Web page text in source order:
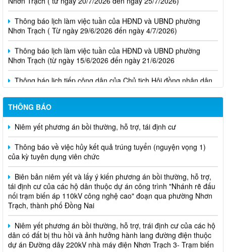
Thông báo lịch làm việc tuần của HĐND và UBND phường
Nhơn Trạch ( Từ ngày 29/6/2026 đến ngày 4/7/2026)
Thông báo lịch làm việc tuần của HĐND và UBND phường
Nhơn Trạch (từ ngày 15/6/2026 đến ngày 21/6/2026
Thông báo lịch tiếp công dân của Chủ tịch Hội đồng nhân dân
phường tại các khu phố trên địa bàn phường Nhơn Trạch năm
THÔNG BÁO
Niêm yết phương án bồi thường, hỗ trợ, tái định cư
Thông báo về việc hủy kết quả trúng tuyển (nguyện vọng 1)
của kỳ tuyên dụng viên chức
Biên bản niêm yết và lấy ý kiến phương án bồi thường, hỗ trợ,
tái định cư của các hộ dân thuộc dự án công trình "Nhánh rẽ đấu
nối trạm biến áp 110kV công nghệ cao" đoạn qua phường Nhơn
Trạch, thành phố Đồng Nai
Niêm yết phương án bồi thường, hỗ trợ, trái định cư của các hộ
dân có đất bị thu hồi và ảnh hưởng hành lang đường điện thuộc
dự án Đường dây 220kV nhà máy điện Nhơn Trạch 3- Trạm biến
áp kV Long Thành